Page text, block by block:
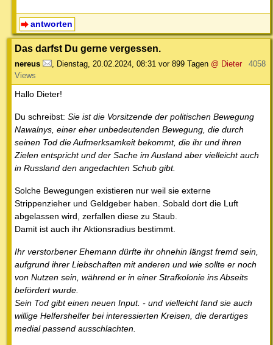
antworten
Das darfst Du gerne vergessen.
nereus Dienstag, 20.02.2024, 08:31 vor 899 Tagen @ Dieter
4058
Views
Hallo Dieter!
Du schreibst: Sie ist die Vorsitzende der politischen Bewegung
Nawalnys, einer eher unbedeutenden Bewegung, die durch
seinen Tod die Aufmerksamkeit bekommt, die ihr und ihren
Zielen entspricht und der Sache im Ausland aber vielleicht auch
in Russland den angedachten Schub gibt.
Solche Bewegungen existieren nur weil sie externe
Strippenzieher und Geldgeber haben. Sobald dort die Luft
abgelassen wird, zerfallen diese zu Staub.
Damit ist auch ihr Aktionsradius bestimmt.
Ihr verstorbener Ehemann dürfte ihr ohnehin längst fremd sein,
aufgrund ihrer Liebschaften mit anderen und wie sollte er noch
von Nutzen sein, während er in einer Strafkolonie ins Abseits
befördert wurde.
Sein Tod gibt einen neuen Input. - und vielleicht fand sie auch
willige Helfershelfer bei interessierten Kreisen, die derartiges
medial passend ausschlachten.